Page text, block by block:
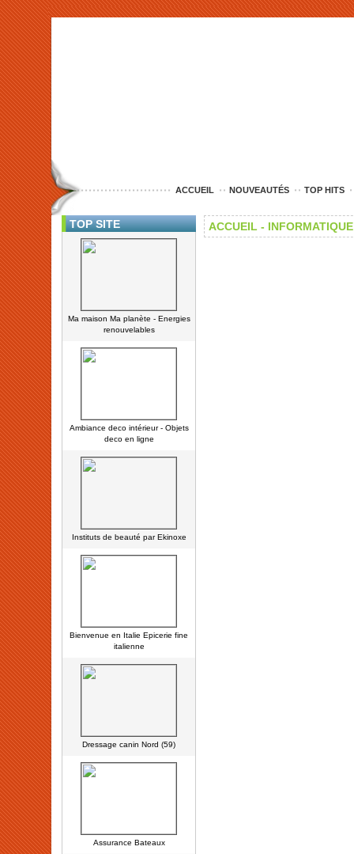
<img src="http://www.nord-entreprise.com/images/anim.jpg"
ACCUEIL NOUVEAUTÉS TOP HITS
TOP SITE
Ma maison Ma planète - Energies
renouvelables
Ambiance deco intérieur - Objets
deco en ligne
Instituts de beauté par Ekinoxe
Bienvenue en Italie Epicerie fine
italienne
Dressage canin Nord (59)
Assurance Bateaux
ACCUEIL -